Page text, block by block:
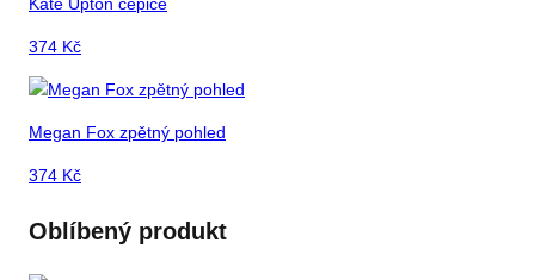
Kate Upton čepice
374 Kč
Megan Fox zpětný pohled
374 Kč
Oblíbený produkt